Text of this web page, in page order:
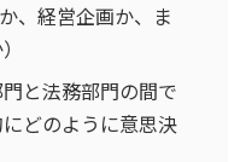
、経営企画か、ま
と法務部門の間で
どのように意思決